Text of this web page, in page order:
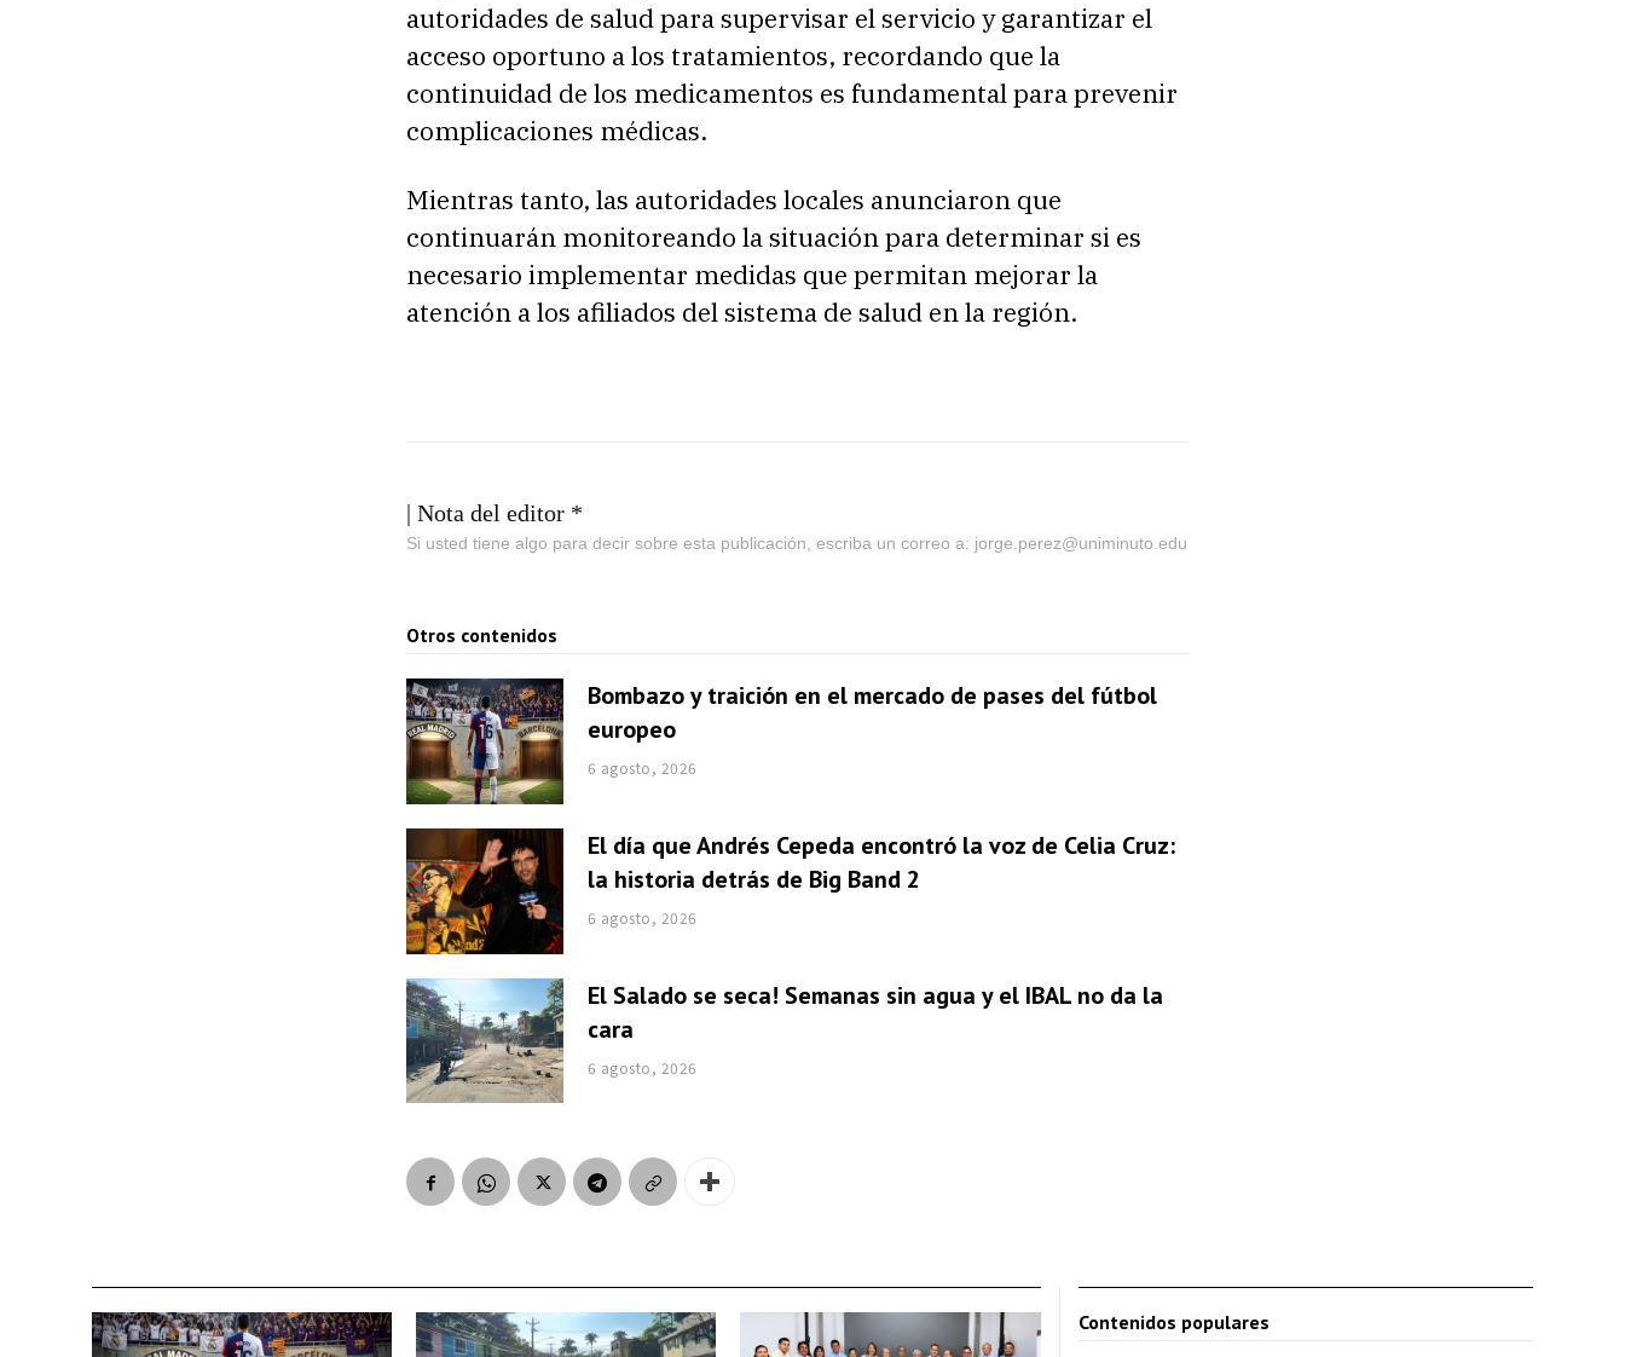
autoridades de salud para supervisar el servicio y garantizar el
acceso oportuno a los tratamientos, recordando que la
continuidad de los medicamentos es fundamental para prevenir
complicaciones médicas.
Mientras tanto, las autoridades locales anunciaron que
continuarán monitoreando la situación para determinar si es
necesario implementar medidas que permitan mejorar la
atención a los afiliados del sistema de salud en la región.
| Nota del editor *
Si usted tiene algo para decir sobre esta publicación, escriba un correo a: jorge.perez@uniminuto.edu
Otros contenidos
Bombazo y traición en el mercado de pases del fútbol
europeo
6 agosto, 2026
El día que Andrés Cepeda encontró la voz de Celia Cruz:
la historia detrás de Big Band 2
6 agosto, 2026
El Salado se seca! Semanas sin agua y el IBAL no da la
cara
6 agosto, 2026
Contenidos populares